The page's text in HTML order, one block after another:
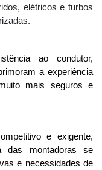
elétricos e turbos
ao condutor,
a experiência
mais seguros e
e exigente,
das montadoras se
e necessidades de